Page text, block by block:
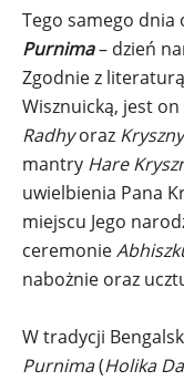
Tego samego dnia
Purnima– dzień
Zgodnie z
Wisznuicką, jest
Radhyoraz Kryszny
mantry Hare
uwielbienia Pana
miejscu Jego
ceremonie
nabożnie oraz
W tradycji
Purnima(Holika